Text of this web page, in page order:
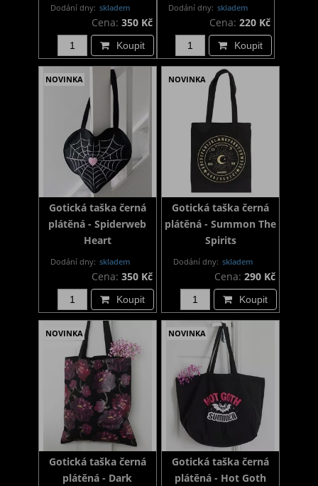
Dodání dny: skladem
Cena: 350 Kč
Koupit
Dodání dny: skladem
Cena:220 Kč
Koupit
NOVINKA
Gotická taška černá
plátěná - Spiderweb
Heart
Dodání dny: skladem
Cena: 350 Kč
Koupit
NOVINKA
Gotická taška černá
plátěná - Summon The
Spirits
Dodání dny: skladem
Cena: 290 Kč
Koupit
NOVINKA
Gotická taška černá
plátěná - Dark
NOVINKA
Gotická taška černá
plátěná - Hot Goth